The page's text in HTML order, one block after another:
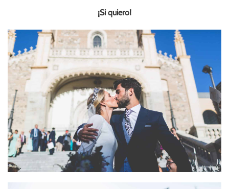
¡Si quiero!